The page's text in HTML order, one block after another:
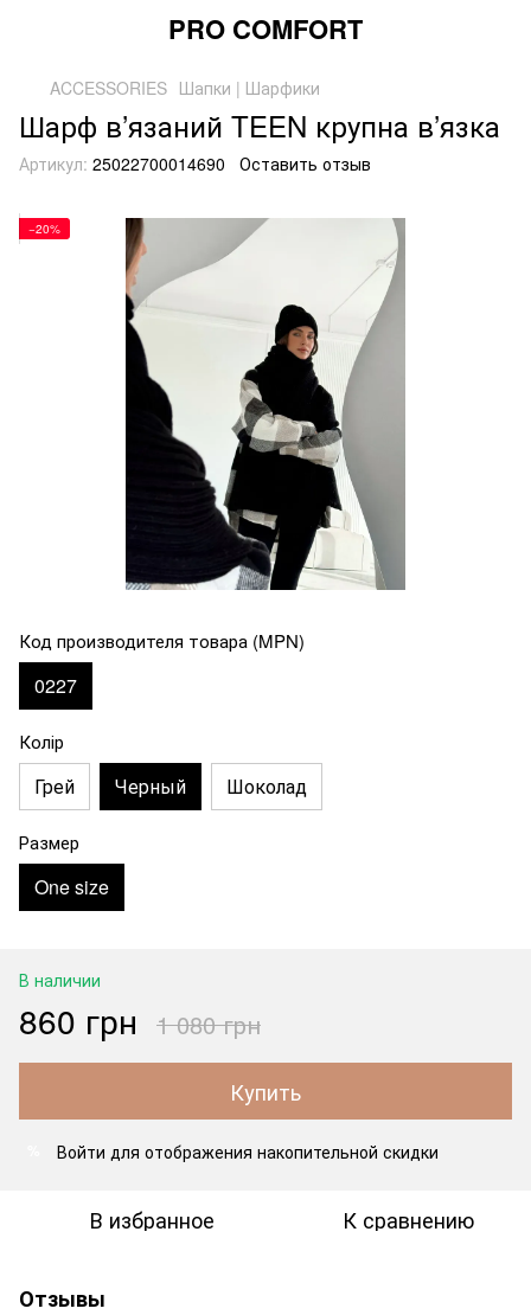
PRO COMFORT
ACCESSORIES Шапки | Шарфики
Шарф в’язаний TEEN крупна в’язка
Артикул: 25022700014690 Оставить отзыв
−20%
Код производителя товара (MPN)
0227
Колір
Грей Черный Шоколад
Размер
One size
В наличии
860 грн 1 080 грн
Купить
Войти для отображения накопительной скидки
В избранное К сравнению
Отзывы